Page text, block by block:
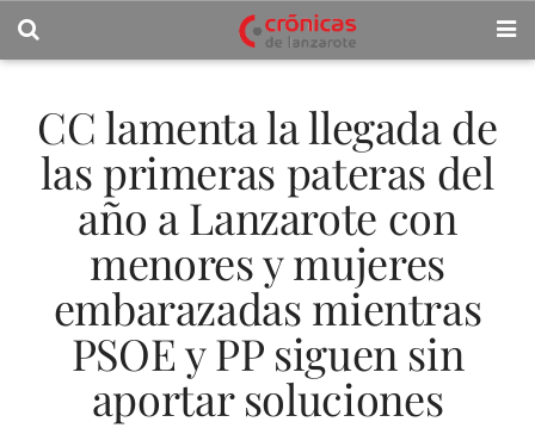
CC lamenta la llegada de
las primeras pateras del
año a Lanzarote con
menores y mujeres
embarazadas mientras
PSOE y PP siguen sin
aportar soluciones